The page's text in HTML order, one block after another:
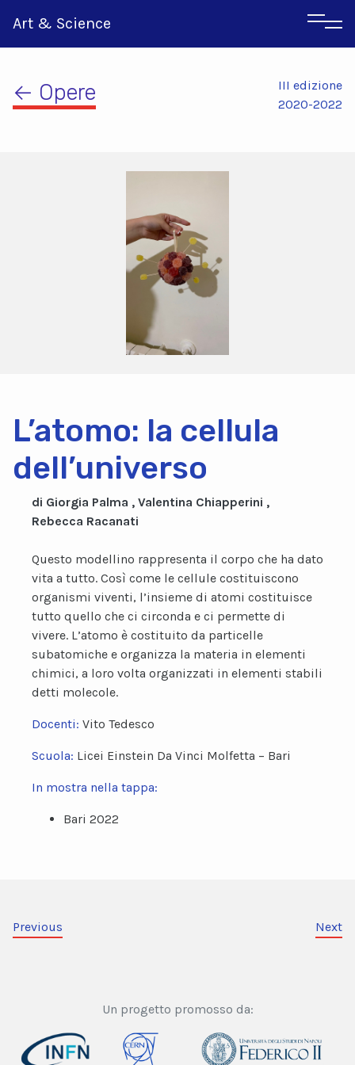
Art & Science
← Opere
III edizione
2020-2022
L’atomo: la cellula
dell’universo
di Giorgia Palma , Valentina Chiapperini ,
Rebecca Racanati
Questo modellino rappresenta il corpo che ha dato
vita a tutto. Così come le cellule costituiscono
organismi viventi, l’insieme di atomi costituisce
tutto quello che ci circonda e ci permette di
vivere. L’atomo è costituito da particelle
subatomiche e organizza la materia in elementi
chimici, a loro volta organizzati in elementi stabili
detti molecole.
Docenti: Vito Tedesco
Scuola: Licei Einstein Da Vinci Molfetta – Bari
In mostra nella tappa:
Bari 2022
Previous Next
Un progetto promosso da: